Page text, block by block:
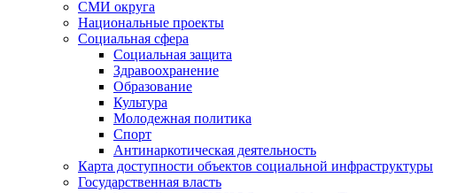
СМИ округа
Национальные проекты
Социальная сфера
Социальная защита
Здравоохранение
Образование
Культура
Молодежная политика
Спорт
Антинаркотическая деятельность
Карта доступности объектов социальной инфраструктуры
Государственная власть